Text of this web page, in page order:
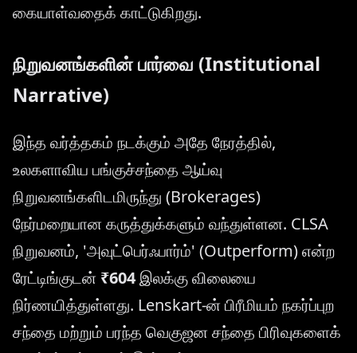
கையாள்வதைக் காட்டுகிறது.
நிறுவனங்களின் பார்வை (Institutional
Narrative)
இந்த வர்த்தகம் நடக்கும் அதே நேரத்தில்,
உலகளாவிய பங்குச்சந்தை ஆய்வு
நிறுவனங்களிடமிருந்து (Brokerages)
நேர்மறையான கருத்துக்களும் வந்துள்ளன. CLSA
நிறுவனம், 'அவுட்பெர்ஃபார்ம்' (Outperform) என்ற
ரேட்டிங்குடன் ₹604இலக்கு விலையை
நிர்ணயித்துள்ளது. Lenskart-ன் பிரீமியம் நகர்ப்புற
சந்தை மற்றும் பரந்த வெகுஜன சந்தை பிரிவுகளைக்